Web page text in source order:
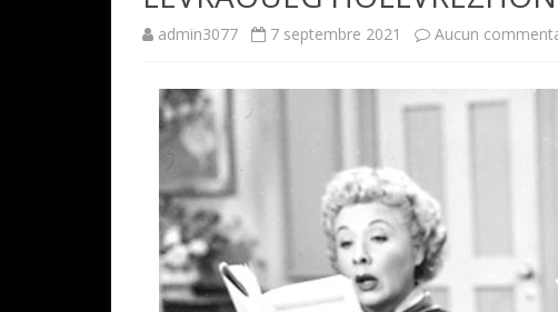
admin3077 7 septembre 2021 Aucun